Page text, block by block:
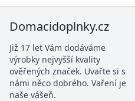
Domacidoplnky.cz
Již 17 let Vám dodáváme
výrobky nejvyšší kvality
ověřených značek. Uvařte si s
námi něco dobrého. Vaření je
naše vášeň.